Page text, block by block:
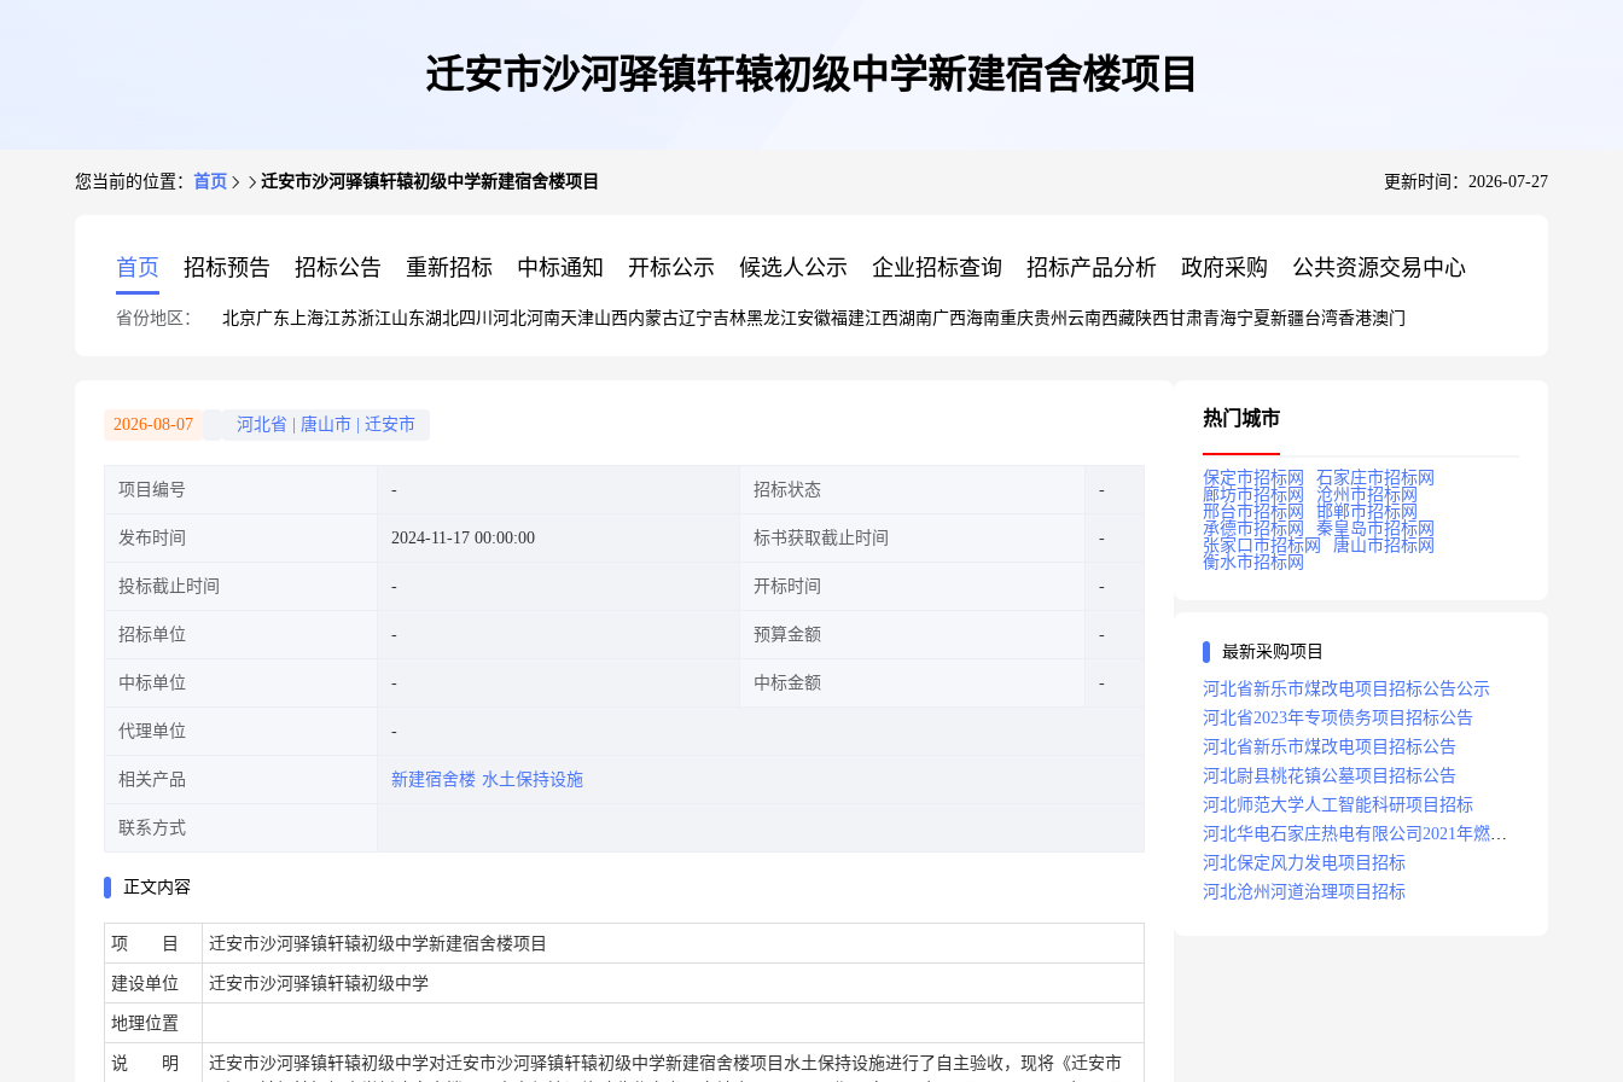
迁安市沙河驿镇轩辕初级中学新建宿舍楼项目
您当前的位置： 首页 迁安市沙河驿镇轩辕初级中学新建宿舍楼项目 更新时间：2026-07-27
首页 招标预告 招标公告 重新招标 中标通知 开标公示 候选人公示 企业招标查询 招标产品分析 政府采购 公共资源交易中心
省份地区： 北京广东 上海江苏浙江山东湖北四川 河北河南天津山西内蒙古辽宁吉林黑龙江安徽福建江西湖南广西海南重庆贵州 云南西藏陕西甘肃青海宁夏新疆台湾香港澳门
2026-08-07 河北省 唐山市 迁安市
项目编号 招标状态
发布时间 2024-11-17 00:00:00 标书获取截止时间
投标截止时间 开标时间
招标单位 预算金额
中标单位 中标金额
代理单位
相关产品 新建宿舍楼 水土保持设施
联系方式
正文内容
项 目 迁安市沙河驿镇轩辕初级中学新建宿舍楼项目
建设单位 迁安市沙河驿镇轩辕初级中学
地理位置
说 明 迁安市沙河驿镇轩辕初级中学对迁安市沙河驿镇轩辕初级中学新建宿舍楼项目 水土保持设施进行了自主验收，现将《迁安市
热门城市
保定市招标网
石家庄市招标网
廊坊市招标网
沧州市招标网
邢台市招标网
邯郸市招标网
承德市招标网
秦皇岛市招标网
张家口市招标网
唐山市招标网
衡水市招标网
最新采购项目
河北省新乐市煤改电项目招标公告公示
河北省2023年专项债务项目招标公告
河北省新乐市煤改电项目招标公告
河北尉县桃花镇公墓项目招标公告
河北师范大学人工智能科研项目招标
河北华电石家庄热电有限公司2021年燃料
分场辅助运行项目招标公告
河北保定风力发电项目招标
河北沧州河道治理项目招标